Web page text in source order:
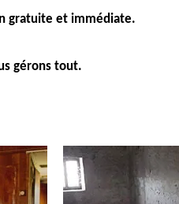
gratuite et immédiate.
gérons tout.